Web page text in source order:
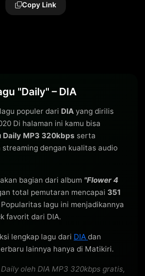
Copy Link
"Daily" – DIA
populer dari DIA yang dirilis
Di halaman ini kamu bisa
Daily MP3 320kbps serta
streaming dengan kualitas audio
bagian dari album "Flower 4
total pemutaran mencapai 351
lagu ini menjadikannya
favorit dari DIA.
lengkap lagu dari DIA dan
lainnya hanya di Matikiri.
oleh DIA MP3 320kbps gratis,